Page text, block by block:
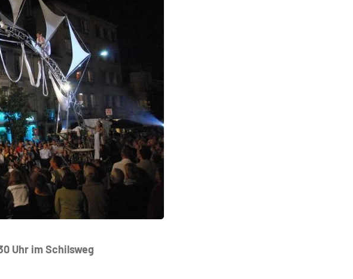
Uhr im Schilsweg